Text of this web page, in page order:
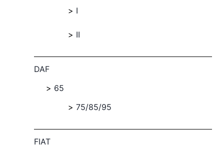
I
II
DAF
65
75/85/95
FIAT